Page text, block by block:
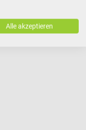
Alle akzeptieren